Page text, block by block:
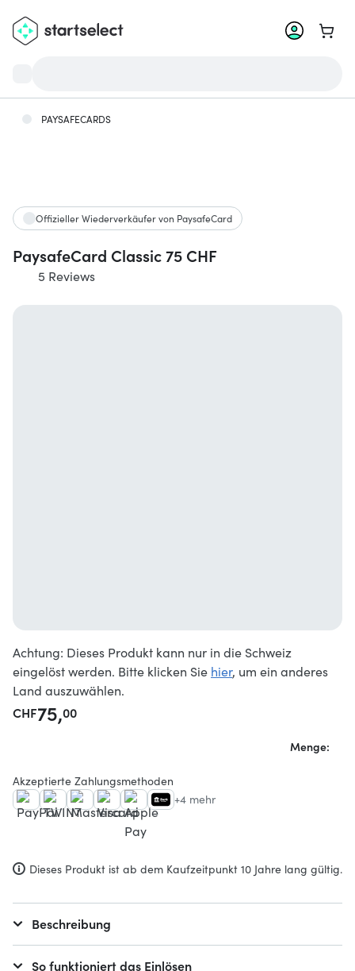
Zum
PAYSAFECARDS
Offizieller Wiederverkäufer von PaysafeCard
PaysafeCard Classic 75 CHF
5 Reviews
Achtung: Dieses Produkt kann nur in die Schweiz
eingelöst werden. Bitte klicken Sie hier, um ein anderes
Land auszuwählen.
CHF75,00
Menge:
Akzeptierte Zahlungsmethoden
+4 mehr
Dieses Produkt ist ab dem Kaufzeitpunkt 10 Jahre lang gültig.
Beschreibung
So funktioniert das Einlösen